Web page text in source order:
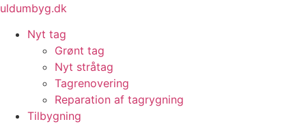
Videre
indhold
uldumbyg.dk
Nyt tag
Grønt tag
Nyt stråtag
Tagrenovering
Reparation af tagrygning
Tilbygning